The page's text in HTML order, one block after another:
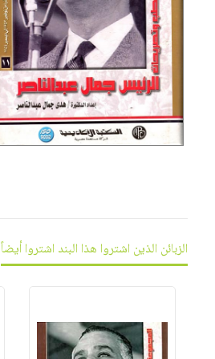
إختياراتنا
كتب
أكاديمية
صندوق
القراءة
English
iKitab
حدود
أسئلة
يتكرر
طرحها
تحميل
Apple
أسئلة
يتكرر
طرحها
تحميل
masmu3
على
Android
المواضيع
الأكثر
مبيعاً
إختياراتنا
وسائل
تعليمية
جوائز
تعليمية
والعناية
الشخصية
جديد
العناية
العناية
بالجسم
الكل
أواني
أدوات
أقسام
الزبائن الذين اشتروا هذا البند اشتروا أيضاً